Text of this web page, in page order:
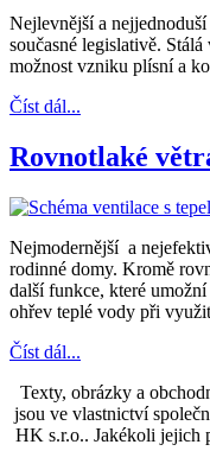
Nejlevnější a
současné legislativě.
možnost vzniku plísní a
Číst dál...
Rovnotlaké
Nejmodernější a
rodinné domy. Kromě
další funkce, které
ohřev teplé vody při
Číst dál...
Texty, obrázky a
jsou ve vlastnictví
HK s.r.o.. Jakékoli jejich